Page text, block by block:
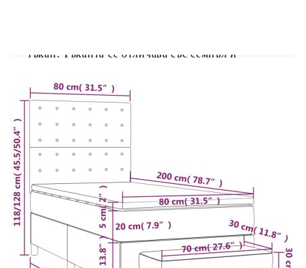
тъкан: Тъканта се отличава със семпъл и
табла за легло се регулира на височина според
вашите предпочитания. Горната част на леглото
ви осигурява отлична опора за гърба, докато
седите в леглото, за да четете или гледате
телевизия.Покет пружинен матрак: Вградените
индивидуални покет пружини са известни с
осигуряват високо ниво на издръжливост и
адаптивност. Те могат ефективно да абсорбират
шума и ударите, причинени от мятане и
въртене.Средно твърда поддръжка: Матракът за
легло перфектно осигурява допълнителна
стабилност и точното ниво на твърдост, без да
се жертва комфорта. Така той е идеален за
спящи по гръб или корем.Благоприятен за